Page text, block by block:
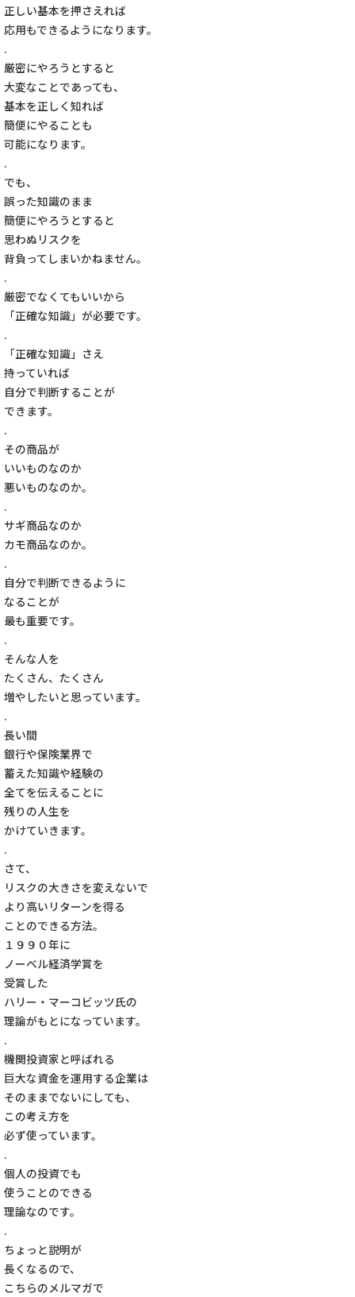
正しい基本を押さえれば
応用もできるようになります。
.
厳密にやろうとすると
大変なことであっても、
基本を正しく知れば
簡便にやることも
可能になります。
.
でも、
誤った知識のまま
簡便にやろうとすると
思わぬリスクを
背負ってしまいかねません。
.
厳密でなくてもいいから
「正確な知識」が必要です。
.
「正確な知識」さえ
持っていれば
自分で判断することが
できます。
.
その商品が
いいものなのか
悪いものなのか。
.
サギ商品なのか
カモ商品なのか。
.
自分で判断できるように
なることが
最も重要です。
.
そんな人を
たくさん、たくさん
増やしたいと思っています。
.
長い間
銀行や保険業界で
蓄えた知識や経験の
全てを伝えることに
残りの人生を
かけていきます。
.
さて、
リスクの大きさを変えないで
より高いリターンを得る
ことのできる方法。
１９９０年に
ノーベル経済学賞を
受賞した
ハリー・マーコビッツ氏の
理論がもとになっています。
.
機関投資家と呼ばれる
巨大な資金を運用する企業は
そのままでないにしても、
この考え方を
必ず使っています。
.
個人の投資でも
使うことのできる
理論なのです。
.
ちょっと説明が
長くなるので、
こちらのメルマガで